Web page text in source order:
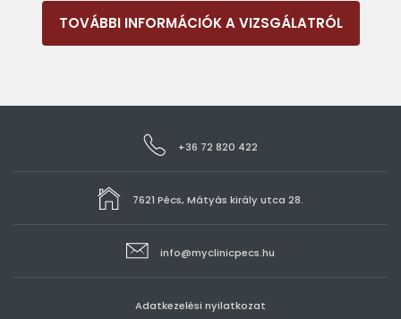
TOVÁBBI INFORMÁCIÓK A VIZSGÁLATRÓL
+36 72 820 422
7621 Pécs, Mátyás király utca 28.
info@myclinicpecs.hu
Adatkezelési nyilatkozat